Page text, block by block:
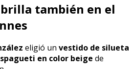
brilla también en el
eligió un vestido de silueta
en color beige de